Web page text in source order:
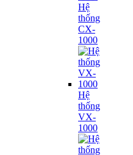
Hệ
thống
CX-
1000
Hệ
thống
VX-
1000